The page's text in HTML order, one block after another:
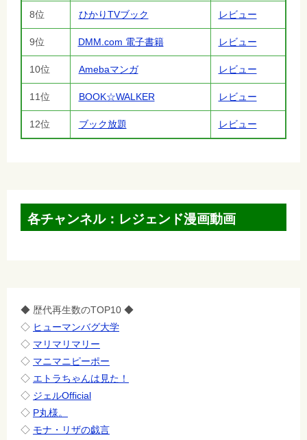
8位 ひかりTVブック レビュー
9位 DMM.com 電子書籍 レビュー
10位 Amebaマンガ レビュー
11位 BOOK☆WALKER レビュー
12位 ブック放題 レビュー
各チャンネル：レジェンド漫画動画
◆ 歴代再生数のTOP10 ◆
◇ ヒューマンバグ大学
◇ マリマリマリー
◇ マニマニピーポー
◇ エトラちゃんは見た！
◇ ジェルOfficial
◇ P丸様。
◇ モナ・リザの戯言